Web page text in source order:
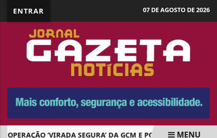
ENTRAR 07 DE AGOSTO DE 2026
OPERAÇÃO ‘VIRADA SEGURA’ DA GCM E POLÍCIA CIVIL
MENU